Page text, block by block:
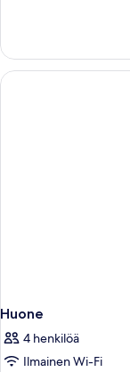
BALCONY
Huone
4 henkilöä
Ilmainen Wi-Fi